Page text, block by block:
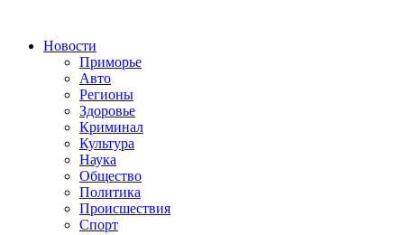
Новости
Приморье
Авто
Регионы
Здоровье
Криминал
Культура
Наука
Общество
Политика
Происшествия
Спорт